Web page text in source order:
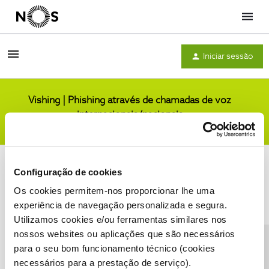
Configuração de cookies
Os cookies permitem-nos proporcionar lhe uma
experiência de navegação personalizada e segura.
Utilizamos cookies e/ou ferramentas similares nos
nossos websites ou aplicações que são necessários
para o seu bom funcionamento técnico (cookies
necessários para a prestação de serviço).
Menu
Iniciar sessão
Vishing | Phishing através de chamadas de voz
internacionais/nacionais
Condições do Fórum NOS Accessibility statement